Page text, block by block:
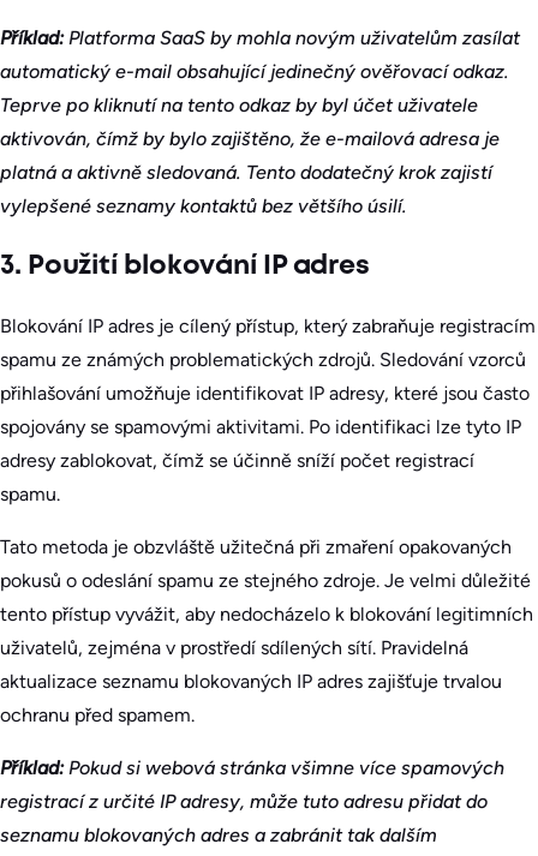
Příklad: Platforma SaaS by mohla novým uživatelům zasílat
automatický e-mail obsahující jedinečný ověřovací odkaz.
Teprve po kliknutí na tento odkaz by byl účet uživatele
aktivován, čímž by bylo zajištěno, že e-mailová adresa je
platná a aktivně sledovaná. Tento dodatečný krok zajistí
vylepšené seznamy kontaktů bez většího úsilí.
3. Použití blokování IP adres
Blokování IP adres je cílený přístup, který zabraňuje registracím
spamu ze známých problematických zdrojů. Sledování vzorců
přihlašování umožňuje identifikovat IP adresy, které jsou často
spojovány se spamovými aktivitami. Po identifikaci lze tyto IP
adresy zablokovat, čímž se účinně sníží počet registrací
spamu.
Tato metoda je obzvláště užitečná při zmaření opakovaných
pokusů o odeslání spamu ze stejného zdroje. Je velmi důležité
tento přístup vyvážit, aby nedocházelo k blokování legitimních
uživatelů, zejména v prostředí sdílených sítí. Pravidelná
aktualizace seznamu blokovaných IP adres zajišťuje trvalou
ochranu před spamem.
Příklad: Pokud si webová stránka všimne více spamových
registrací z určité IP adresy, může tuto adresu přidat do
seznamu blokovaných adres a zabránit tak dalším